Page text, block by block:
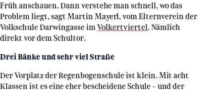
Früh anschauen. Dann verstehe man schnell, wo das
Problem liegt, sagt Martin Mayerl, vom Elternverein der
Volkschule Darwingasse im Volkertviertel. Nämlich
direkt vor dem Schultor.
Drei Bänke und sehr viel Straße
Der Vorplatz der Regenbogenschule ist klein. Mit acht
Klassen ist es eine eher bescheidene Schule – und der